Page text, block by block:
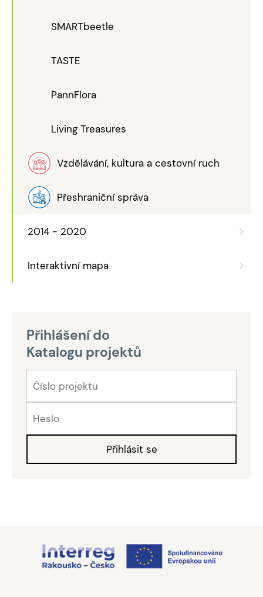
SMARTbeetle
TASTE
PannFlora
Living Treasures
Vzdělávání, kultura a cestovní ruch
Přeshraniční správa
2014 - 2020
Interaktivní mapa
Přihlášení do
Katalogu projektů